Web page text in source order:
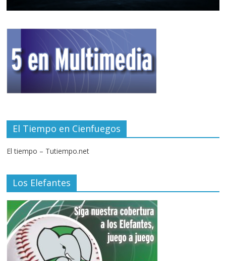
El Tiempo en Cienfuegos
El tiempo – Tutiempo.net
Los Elefantes